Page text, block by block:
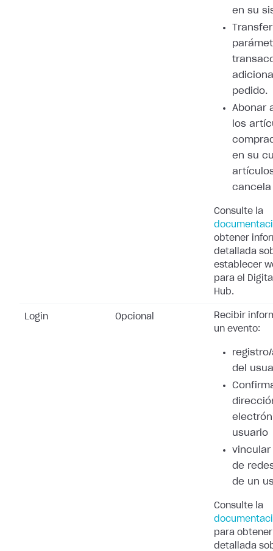
en su
pedido.
Abonar
los
en su
cancela
Consulte la
obtener
detallada
establecer
para el
Hub.
Login Opcional
Recibir
un evento:
del
usuario
vincular
de
de un
Consulte la
para
detallada